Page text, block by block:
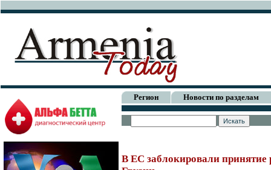
Регион Новости по разделам
В ЕС заблокировали принятие